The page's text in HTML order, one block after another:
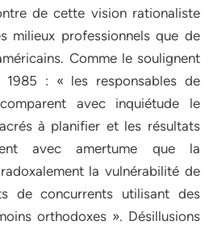
de cette vision rationaliste
milieux professionnels que de
Comme le soulignent
1985 : « les responsables de
avec inquiétude le
à planifier et les résultats
avec amertume que la
la vulnérabilité de
de concurrents utilisant des
orthodoxes ». Désillusions